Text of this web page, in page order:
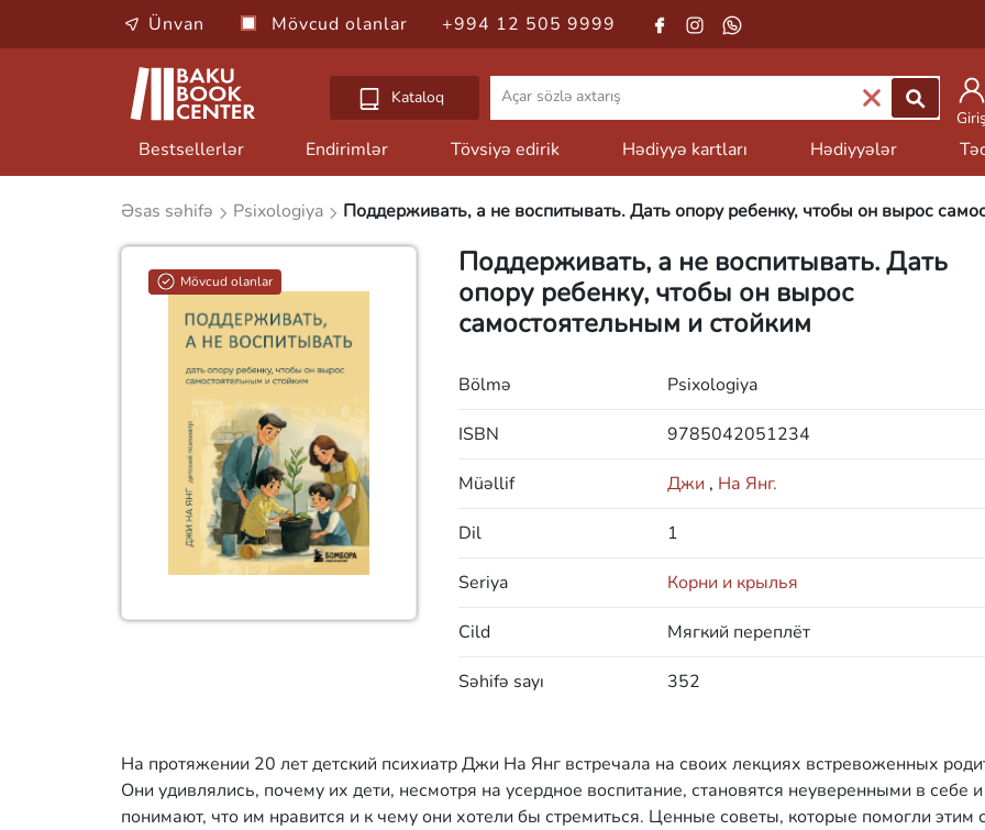
Ünvan Mövcud olanlar +994 12 505 9999
Kataloq
Bestsellerlər Endirimlər Tövsiyə edirik Hədiyyə kartları Hədiyyələr
Əsas səhifə Psixologiya Поддерживать, а не воспитывать. Дать опору ребенку, чтобы он вырос
Mövcud olanlar
Поддерживать, а не воспитывать. Дать
опору ребенку, чтобы он вырос
самостоятельным и стойким
Bölmə Psixologiya
ISBN 9785042051234
Müəllif Джи , На Янг.
Dil 1
Seriya Корни и крылья
Cild Мягкий переплёт
Səhifə sayı 352
На протяжении 20 лет детский психиатр Джи На Янг встречала на своих лекциях встревоженных
Они удивлялись, почему их дети, несмотря на усердное воспитание, становятся неуверенными в себе
понимают, что им нравится и к чему они хотели бы стремиться. Ценные советы, которые помогли этим